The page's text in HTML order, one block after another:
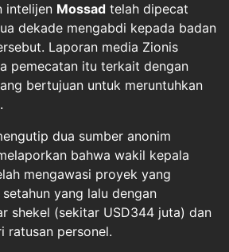
intelijen Mossad telah dipecat
dekade mengabdi kepada badan
Laporan media Zionis
pemecatan itu terkait dengan
bertujuan untuk meruntuhkan
dua sumber anonim
bahwa wakil kepala
mengawasi proyek yang
yang lalu dengan
shekel (sekitar USD344 juta) dan
ratusan personel.